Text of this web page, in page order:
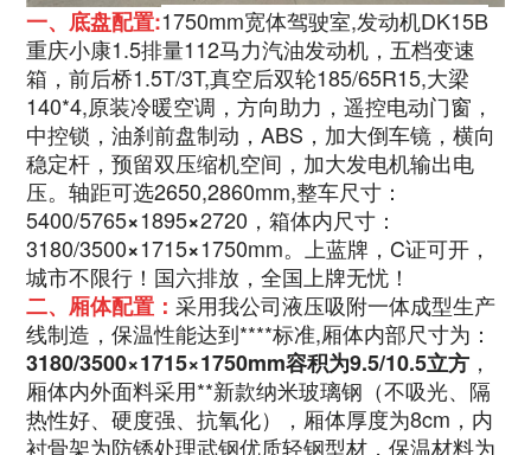
一、底盘配置:1750mm宽体驾驶室,发动机DK15B
重庆小康1.5排量112马力汽油发动机，五档变速
箱，前后桥1.5T/3T,真空后双轮185/65R15,大梁
140*4,原装冷暖空调 ，方向助力，遥控电动门窗，
中控锁，油刹前盘制动，ABS，加大倒车镜，横向
稳定杆，预留双压缩机空间，加大发电机输出电
压。轴距可选2650,2860mm,整车尺寸：
5400/5765×1895×2720，箱体内尺寸：
3180/3500×1715×1750mm。上蓝牌，C证可开，
城市不限行！国六排放，全国上牌无忧！
二、厢体配置：采用我公司液压吸附一体成型生产
线制造，保温性能达到****标准,厢体内部尺寸为：
3180/3500×1715×1750mm容积为9.5/10.5立方 ，
厢体内外面料采用**新款纳米玻璃钢（不吸光、隔
热性好、硬度强、抗氧化），厢体厚度为8cm，内
衬骨架为防锈处理武钢优质轻钢型材，保温材料为